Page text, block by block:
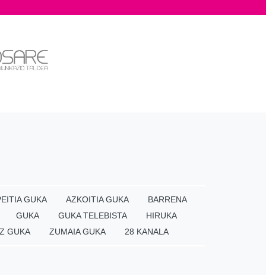
GUKA AZKOITIA GUKA
BARRENA
GUKA
GUKA TELEBISTA
HIRUKA
GUKA
ZUMAIA GUKA 28 KANALA